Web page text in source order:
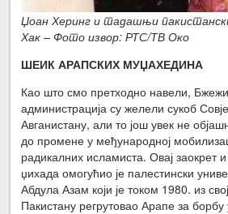
Џоан Херинг и тадашњи
Хак – Фото извор: РТС/ТВ Око
ШЕИК АРАПСКИХ МУЏАХЕДИНА
Као што смо претходно навели,
администрација су желели сукоб
Авганистану, али то још увек не
до промене у међународној
радикалних исламиста. Овај заокрет
џихада омогућио је палестински
Абдула Азам који је током 1980. из
Пакистану регрутовао Арапе за борбу